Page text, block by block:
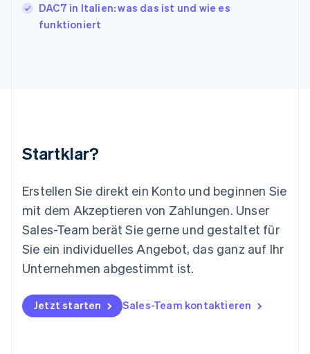
DAC7 in Italien: was das ist und wie es
funktioniert
Startklar?
Erstellen Sie direkt ein Konto und beginnen Sie
mit dem Akzeptieren von Zahlungen. Unser
Sales-Team berät Sie gerne und gestaltet für
Sie ein individuelles Angebot, das ganz auf Ihr
Unternehmen abgestimmt ist.
Jetzt starten Sales-Team kontaktieren
Liechtenstein
DeutschEnglish
Mexiko
English
Niederlande
Nederlands English
Norwegen
English
Österreich
Polen
English
Portugal